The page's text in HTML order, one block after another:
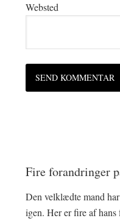
Websted
Fire forandringer
Den velklædte mand
igen. Her er fire af hans